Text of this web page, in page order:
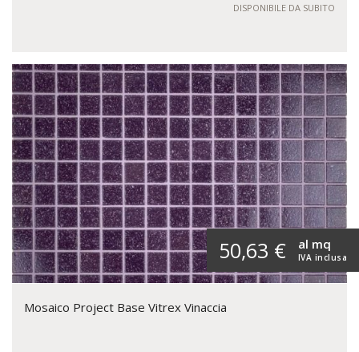
DISPONIBILE DA SUBITO
50,63 € IVA inclusa
al mq
Mosaico Project Base Vitrex Vinaccia